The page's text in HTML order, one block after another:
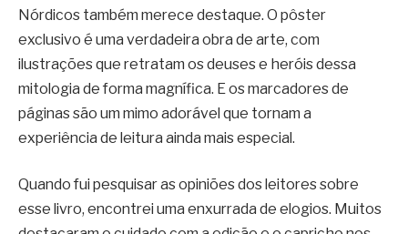
Nórdicos também merece destaque. O pôster
exclusivo é uma verdadeira obra de arte, com
ilustrações que retratam os deuses e heróis dessa
mitologia de forma magnífica. E os marcadores de
páginas são um mimo adorável que tornam a
experiência de leitura ainda mais especial.
Quando fui pesquisar as opiniões dos leitores sobre
esse livro, encontrei uma enxurrada de elogios. Muitos